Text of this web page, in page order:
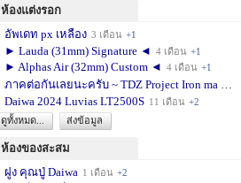
ห้องแต่งรอก
อัพเดท px เหลือง 3 เดือน +1
► Lauda (31mm) Signature ◄ 4 เดือน +1
► Alphas Air (32mm) Custom ◄ 4 เดือน +1
ภาคต่อกันเลยนะครับ ~ TDZ Project Iron ma
Daiwa 2024 Luvias LT2500S 11 เดือน +2
ดูทั้งหมด...
ส่งข้อมูล
ห้องของสะสม
ฝูง คุณปู่ Daiwa 1 เดือน +2